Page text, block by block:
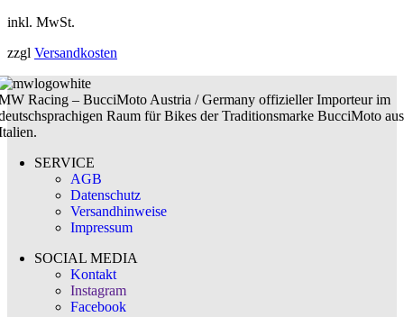
inkl. MwSt.
zzgl Versandkosten
Racing – BucciMoto Austria / Germany offizieller Importeur im
Raum für Bikes der Traditionsmarke BucciMoto aus
SERVICE
AGB
Datenschutz
Versandhinweise
Impressum
SOCIAL MEDIA
Kontakt
Instagram
Facebook